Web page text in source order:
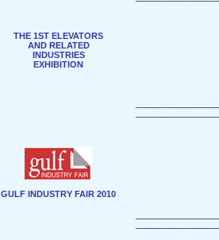
THE 1ST ELEVATORS
AND RELATED
INDUSTRIES
EXHIBITION
GULF INDUSTRY FAIR 2010